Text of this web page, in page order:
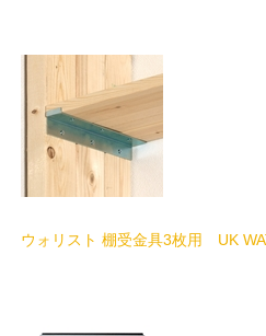
ウォリスト 棚受金具3枚用 UK